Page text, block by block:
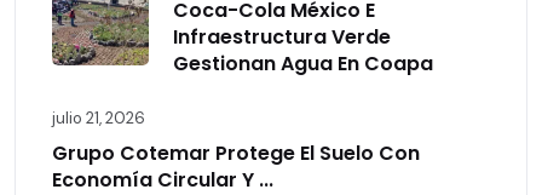
Coca-Cola México E
Infraestructura Verde
Gestionan Agua En Coapa
julio 21, 2026
Grupo Cotemar Protege El Suelo Con
Economía Circular Y ...